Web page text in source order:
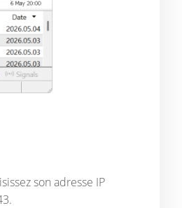
son adresse IP